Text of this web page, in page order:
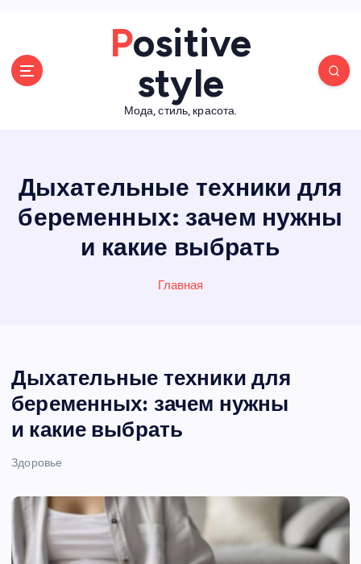
Positive
style
Мода, стиль, красота.
Дыхательные техники для
беременных: зачем нужны
и какие выбрать
Главная
Дыхательные техники для
беременных: зачем нужны
и какие выбрать
Здоровье